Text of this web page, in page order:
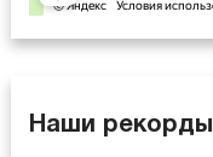
Наши рекорды